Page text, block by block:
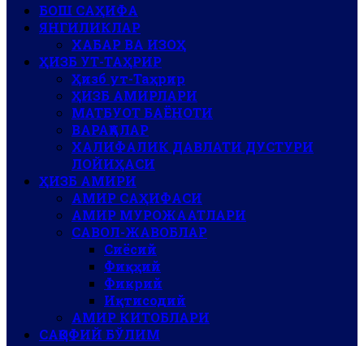
БОШ САҲИФА
ЯНГИЛИКЛАР
ХАБАР ВА ИЗОҲ
ҲИЗБ УТ-ТАҲРИР
Ҳизб ут-Таҳрир
ҲИЗБ АМИРЛАРИ
МАТБУОТ БАЁНОТИ
ВАРАҚАЛАР
ХАЛИФАЛИК ДАВЛАТИ ДУСТУРИ
ЛОЙИҲАСИ
ҲИЗБ АМИРИ
АМИР САҲИФАСИ
АМИР МУРОЖААТЛАРИ
САВОЛ-ЖАВОБЛАР
Сиёсий
Фиқҳий
Фикрий
Иқтисодий
АМИР КИТОБЛАРИ
САҚОФИЙ БЎЛИМ